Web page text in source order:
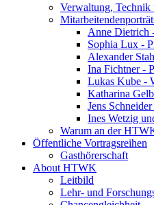
Verwaltung, Technik
Anne Dietrich
Sophia Lux -
Alexander
Ina Fichtner -
Lukas Kube -
Katharina
Jens
Ines Wetzig
Warum an der
Öffentliche Vortragsreihen
Gasthörerschaft
About HTWK
Leitbild
Lehr- und